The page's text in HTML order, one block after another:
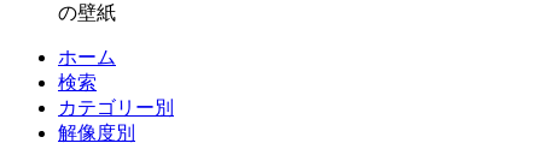
の壁紙
ホーム
検索
カテゴリー別
解像度別